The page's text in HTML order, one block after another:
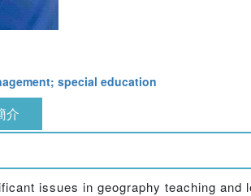
special education
介
issues in geography teaching